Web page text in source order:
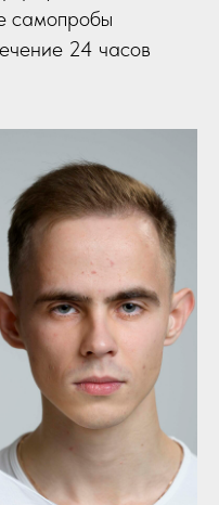
самопробы
24 часов